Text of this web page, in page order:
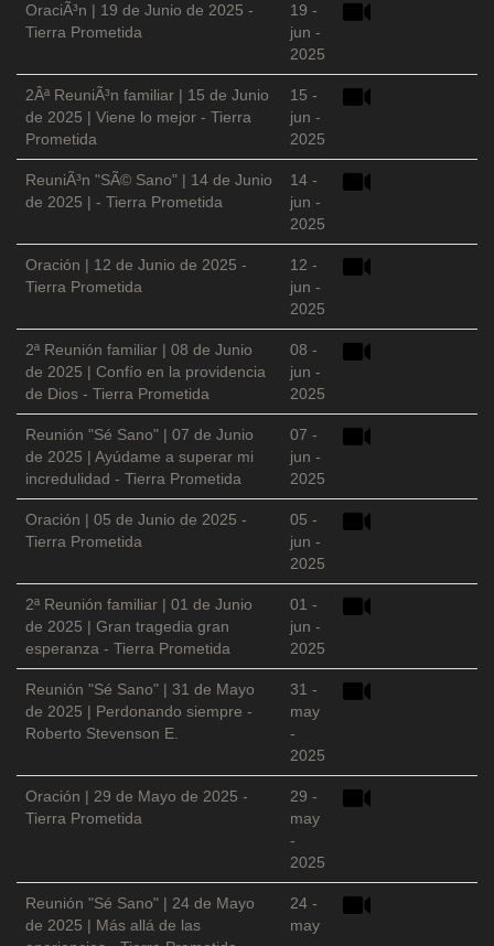
OraciÃ³n | 19 de Junio de 2025 -
Tierra Prometida
19 -
jun -
2025
2Âª ReuniÃ³n familiar | 15 de Junio
de 2025 | Viene lo mejor - Tierra
Prometida
15 -
jun -
2025
ReuniÃ³n "SÃ© Sano" | 14 de Junio
de 2025 | - Tierra Prometida
14 -
jun -
2025
Oración | 12 de Junio de 2025 -
Tierra Prometida
12 -
jun -
2025
2ª Reunión familiar | 08 de Junio
de 2025 | Confío en la providencia
de Dios - Tierra Prometida
08 -
jun -
2025
Reunión "Sé Sano" | 07 de Junio
de 2025 | Ayúdame a superar mi
incredulidad - Tierra Prometida
07 -
jun -
2025
Oración | 05 de Junio de 2025 -
Tierra Prometida
05 -
jun -
2025
2ª Reunión familiar | 01 de Junio
de 2025 | Gran tragedia gran
esperanza - Tierra Prometida
01 -
jun -
2025
Reunión "Sé Sano" | 31 de Mayo
de 2025 | Perdonando siempre -
Roberto Stevenson E.
31 -
may
-
2025
Oración | 29 de Mayo de 2025 -
Tierra Prometida
29 -
may
-
2025
Reunión "Sé Sano" | 24 de Mayo
de 2025 | Más allá de las
24 -
may